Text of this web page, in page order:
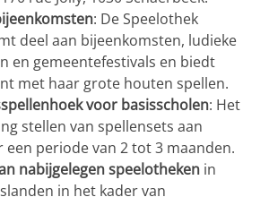
: De Speelothek
deel aan bijeenkomsten, ludieke
en gemeentefestivals en biedt
met haar grote houten spellen.
voor basisscholen: Het
stellen van spellensets aan
een periode van 2 tot 3 maanden.
nabijgelegen speelotheken in
in het kader van